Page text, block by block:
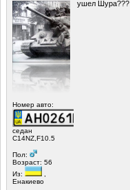
Номер авто:
седан
C14NZ,F10.5
Пол:
Возраст: 56
Из:
,
Енакиево
ушел Шура???